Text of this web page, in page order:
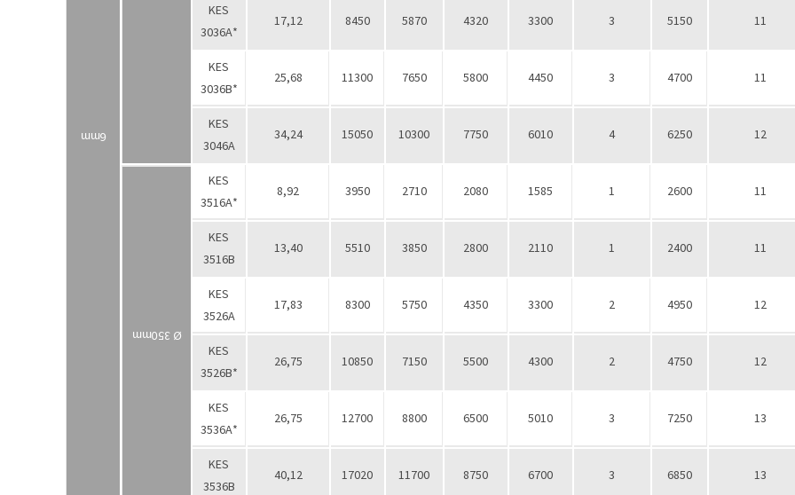
6mm
KES
3036А*
17,12 8450 5870 4320 3300 3 5150 11
KES
3036В*
25,68 11300 7650 5800 4450 3 4700 11
KES
3046А
34,24 15050 10300 7750 6010 4 6250 12
Ø 350mm
KES
3516А*
8,92 3950 2710 2080 1585 1 2600 11
KES
3516В
13,40 5510 3850 2800 2110 1 2400 11
KES
3526А
17,83 8300 5750 4350 3300 2 4950 12
KES
3526В*
26,75 10850 7150 5500 4300 2 4750 12
KES
3536А*
26,75 12700 8800 6500 5010 3 7250 13
KES
3536В
40,12 17020 11700 8750 6700 3 6850 13